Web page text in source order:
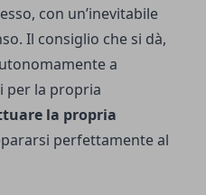
con un’inevitabile
Il consiglio che si dà,
a
per la propria
la propria
perfettamente al